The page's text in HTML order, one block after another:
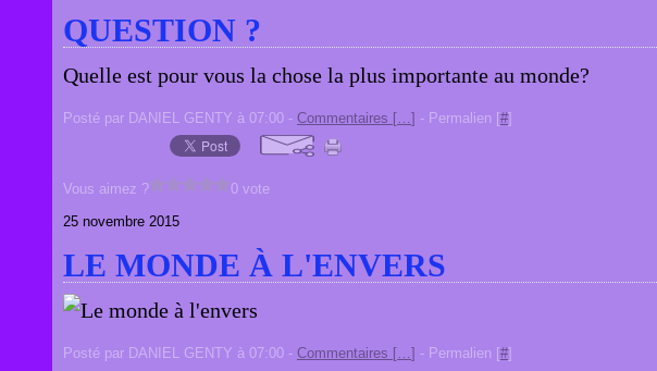
QUESTION ?
Quelle est pour vous la chose la plus importante au monde?
Posté par DANIEL GENTY à 07:00 - Commentaires […] - Permalien [#]
Vous aimez ?
0 vote
25 novembre 2015
LE MONDE À L'ENVERS
Posté par DANIEL GENTY à 07:00 - Commentaires […] - Permalien [#]